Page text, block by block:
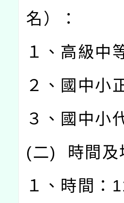
名）：
１、高級中
２、國中小
３、國中小
(二)
時間及
１、時間：